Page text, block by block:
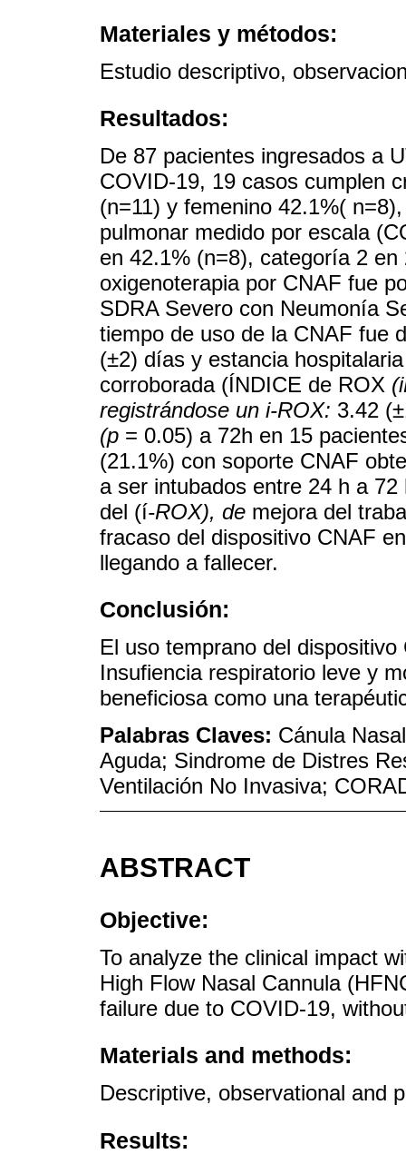
Materiales y métodos:
Estudio descriptivo,
Resultados:
De 87 pacientes ingresados a
COVID-19, 19 casos cumplen
(n=11) y femenino 42.1%(
pulmonar medido por escala
en 42.1% (n=8), categoría 2
oxigenoterapia por CNAF fue
SDRA Severo con Neumonía
tiempo de uso de la CNAF fue
(±2) días y estancia
corroborada (ÍNDICE de ROX
registrándose un i-ROX: 3.42
(p = 0.05) a 72h en 15
(21.1%) con soporte CNAF
a ser intubados entre 24 h a
del (í-ROX), de mejora del
fracaso del dispositivo CNAF
llegando a fallecer.
Conclusión:
El uso temprano del
Insufiencia respiratorio leve y
beneficiosa como una
Palabras Claves: Cánula
Aguda; Sindrome de Distres
Ventilación No Invasiva;
ABSTRACT
Objective:
To analyze the clinical impact
High Flow Nasal Cannula
failure due to COVID-19,
Materials and methods:
Descriptive, observational and
Results: